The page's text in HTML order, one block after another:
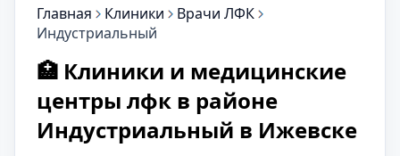
Главная Клиники
Врачи ЛФК
Индустриальный
🏥 Клиники и медицинские
центры лфк в районе
Индустриальный в Ижевске